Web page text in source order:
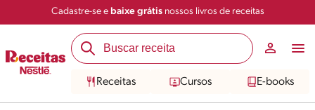
Cadastre-se e baixe grátisnossos livros de receitas
Receitas Cursos E-books
Salvar Compartilhar